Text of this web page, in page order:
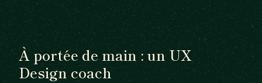
À portée de main : un UX
Design coach